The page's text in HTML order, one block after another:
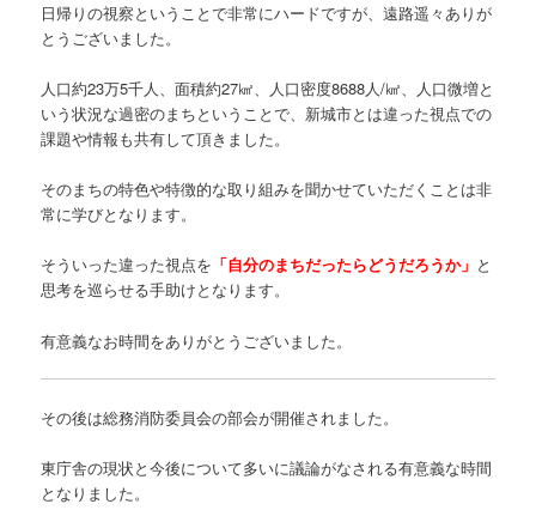
日帰りの視察ということで非常にハードですが、遠路遥々ありが
とうございました。
人口約23万5千人、面積約27㎢、人口密度8688人/㎢、人口微増と
いう状況な過密のまちということで、新城市とは違った視点での
課題や情報も共有して頂きました。
そのまちの特色や特徴的な取り組みを聞かせていただくことは非
常に学びとなります。
そういった違った視点を 「自分のまちだったらどうだろうか」 と
思考を巡らせる手助けとなります。
有意義なお時間をありがとうございました。
その後は総務消防委員会の部会が開催されました。
東庁舎の現状と今後について多いに議論がなされる有意義な時間
となりました。